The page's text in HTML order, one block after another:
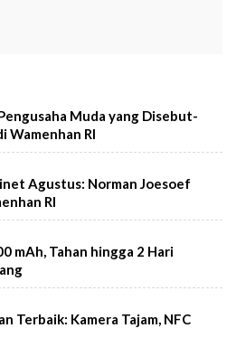
Muda yang Disebut-
Wamenhan RI
Agustus: Norman Joesoef
RI
mAh, Tahan hingga 2 Hari
Terbaik: Kamera Tajam, NFC